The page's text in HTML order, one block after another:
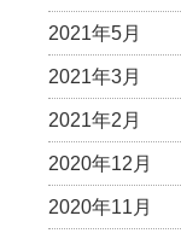
2021年5月
2021年3月
2021年2月
2020年12月
2020年11月